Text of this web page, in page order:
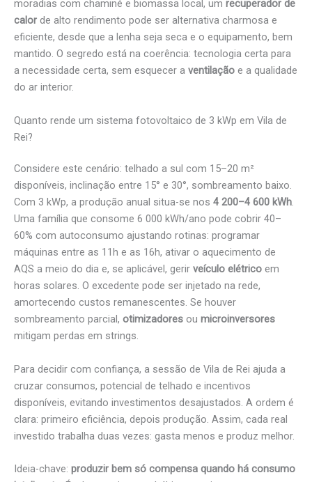
moradias com chaminé e biomassa local, um recuperador de
calor de alto rendimento pode ser alternativa charmosa e
eficiente, desde que a lenha seja seca e o equipamento, bem
mantido. O segredo está na coerência: tecnologia certa para
a necessidade certa, sem esquecer a ventilação e a qualidade
do ar interior.
Quanto rende um sistema fotovoltaico de 3 kWp em Vila de
Rei?
Considere este cenário: telhado a sul com 15–20 m²
disponíveis, inclinação entre 15° e 30°, sombreamento baixo.
Com 3 kWp, a produção anual situa-se nos 4 200–4 600 kWh.
Uma família que consome 6 000 kWh/ano pode cobrir 40–
60% com autoconsumo ajustando rotinas: programar
máquinas entre as 11h e as 16h, ativar o aquecimento de
AQS a meio do dia e, se aplicável, gerir veículo elétrico em
horas solares. O excedente pode ser injetado na rede,
amortecendo custos remanescentes. Se houver
sombreamento parcial, otimizadores ou microinversores
mitigam perdas em strings.
Para decidir com confiança, a sessão de Vila de Rei ajuda a
cruzar consumos, potencial de telhado e incentivos
disponíveis, evitando investimentos desajustados. A ordem é
clara: primeiro eficiência, depois produção. Assim, cada real
investido trabalha duas vezes: gasta menos e produz melhor.
Ideia-chave: produzir bem só compensa quando há consumo